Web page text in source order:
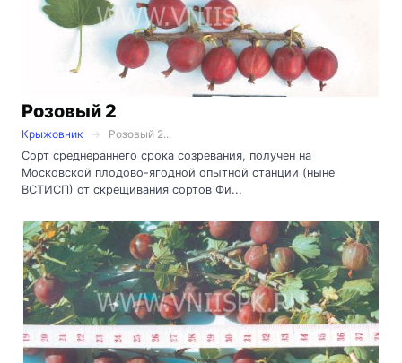
Розовый 2
Крыжовник
Розовый 2...
Сорт среднераннего срока созревания, получен на
Московской плодово-ягодной опытной станции (ныне
ВСТИСП) от скрещивания сортов Фи...